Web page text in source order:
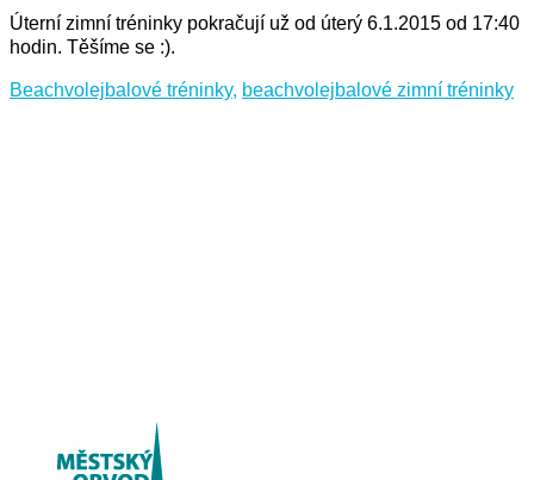
Úterní zimní tréninky pokračují už od úterý 6.1.2015 od 17:40
hodin. Těšíme se :).
Beachvolejbalové tréninky, beachvolejbalové zimní tréninky